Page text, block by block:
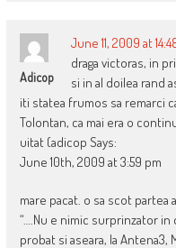
Adicop
June 11, 2009 at
draga victoras, in
si in al doilea rand
iti statea frumos sa remarci
Tolontan, ca mai era o
uitat (adicop Says:
June 10th, 2009 at 3:59 pm
mare pacat. o sa scot
“….Nu e nimic surprinzator in
probat si aseara, la